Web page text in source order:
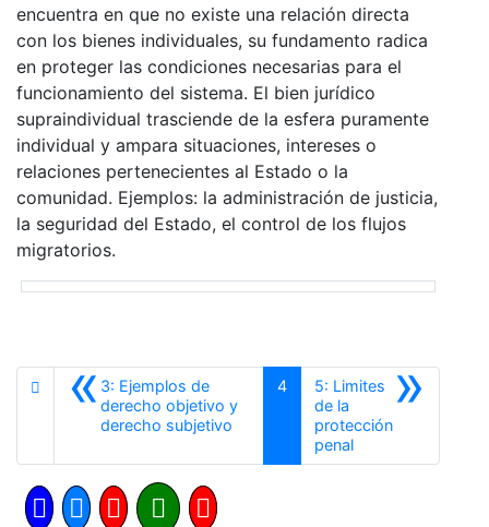
encuentra en que no existe una relación directa
con los bienes individuales, su fundamento radica
en proteger las condiciones necesarias para el
funcionamiento del sistema. El bien jurídico
supraindividual trasciende de la esfera puramente
individual y ampara situaciones, intereses o
relaciones pertenecientes al Estado o la
comunidad. Ejemplos: la administración de justicia,
la seguridad del Estado, el control de los flujos
migratorios.
«3: Ejemplos de
derecho objetivo y
derecho subjetivo
4 »
5: Limites
de la
protección
penalSiguiente